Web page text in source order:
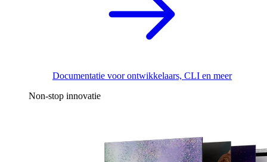
Documentatie voor ontwikkelaars, CLI en meer
Non-stop innovatie